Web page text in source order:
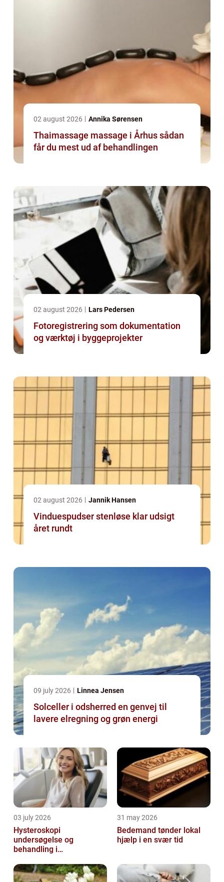
02 august 2026 Annika Sørensen
Thaimassage massage i Århus sådan
får du mest ud af behandlingen
02 august 2026 Lars Pedersen
Fotoregistrering som dokumentation
og værktøj i byggeprojekter
02 august 2026 Jannik Hansen
Vinduespudser stenløse klar udsigt
året rundt
09 july 2026 Linnea Jensen
Solceller i odsherred en genvej til
lavere elregning og grøn energi
03 july 2026
Hysteroskopi
undersøgelse og
behandling i
31 may 2026
Bedemand tønder lokal
hjælp i en svær tid